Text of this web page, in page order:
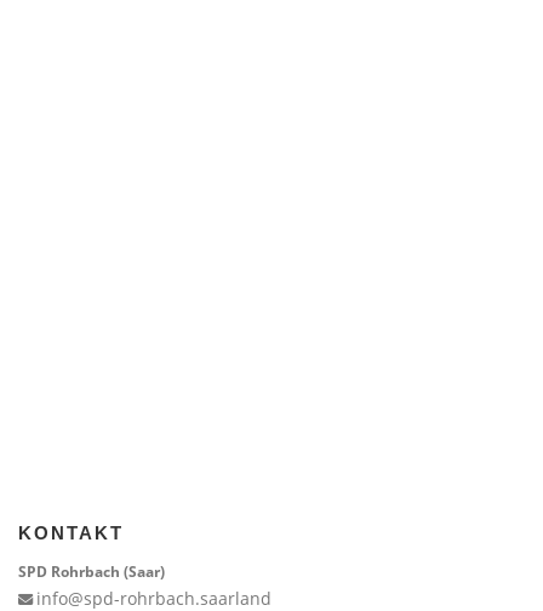
KONTAKT
SPD Rohrbach (Saar)
info@spd-rohrbach.saarland